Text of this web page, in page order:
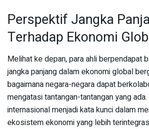
Perspektif Jangka
Terhadap Ekonomi
Melihat ke depan, para ahli berpendapat
jangka panjang dalam ekonomi global
bagaimana negara-negara dapat
mengatasi tantangan-tantangan yang
internasional menjadi kata kunci dalam
ekosistem ekonomi yang lebih